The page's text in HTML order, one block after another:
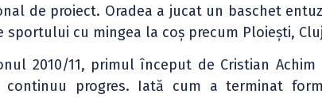
de proiect. Oradea a jucat un baschet
sportului cu mingea la coș precum Ploiești,
2010/11, primul început de Cristian
progres. Iată cum a terminat